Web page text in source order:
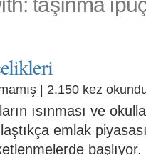
| 2.150 kez
ısınması ve
emlak
başlıyor.